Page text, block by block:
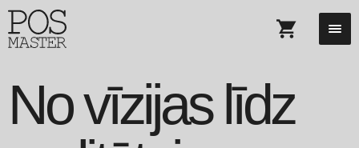
No vīzijas līdz